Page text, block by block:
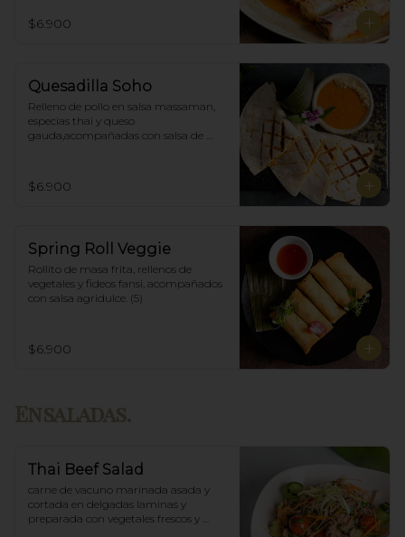
$6.900
Quesadilla Soho
Relleno de pollo en salsa massaman,
especias thai y queso
gauda,acompañadas con salsa de
$6.900
Spring Roll Veggie
Rollito de masa frita, rellenos de
vegetales y fideos fansi, acompañados
con salsa agridulce. (5)
$6.900
Ensaladas.
Thai Beef Salad
carne de vacuno marinada asada y
cortada en delgadas laminas y
preparada con vegetales frescos y